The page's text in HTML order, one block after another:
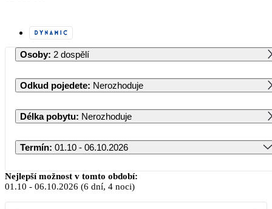
Osoby: 2 dospělí
Odkud pojedete: Nerozhoduje
Délka pobytu: Nerozhoduje
Termín: 01.10 - 06.10.2026
Říjen 2026
PO ÚT ST ČT PÁ SO NE
Nejlepší možnost v tomto období:
01.10 - 06.10.2026 (6 dní, 4 noci)